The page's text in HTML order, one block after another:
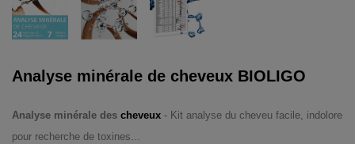
Analyse minérale de cheveux BIOLIGO
Analyse minérale des cheveux - Kit analyse du cheveu facile, indolore
pour recherche de toxines...